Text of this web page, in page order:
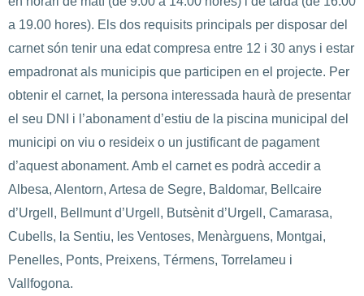
a 19.00 hores). Els dos requisits principals per disposar del
carnet són tenir una edat compresa entre 12 i 30 anys i estar
empadronat als municipis que participen en el projecte. Per
obtenir el carnet, la persona interessada haurà de presentar
el seu DNI i l’abonament d’estiu de la piscina municipal del
municipi on viu o resideix o un justificant de pagament
d’aquest abonament. Amb el carnet es podrà accedir a
Albesa, Alentorn, Artesa de Segre, Baldomar, Bellcaire
d’Urgell, Bellmunt d’Urgell, Butsènit d’Urgell, Camarasa,
Cubells, la Sentiu, les Ventoses, Menàrguens, Montgai,
Penelles, Ponts, Preixens, Térmens, Torrelameu i
Vallfogona.